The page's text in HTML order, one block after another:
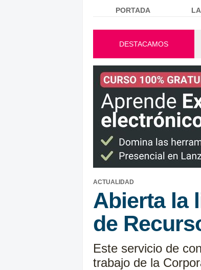
DESTACAMOS
ACTUALIDAD
Abierta la
de
Este servicio de
trabajo de la
PORTADA